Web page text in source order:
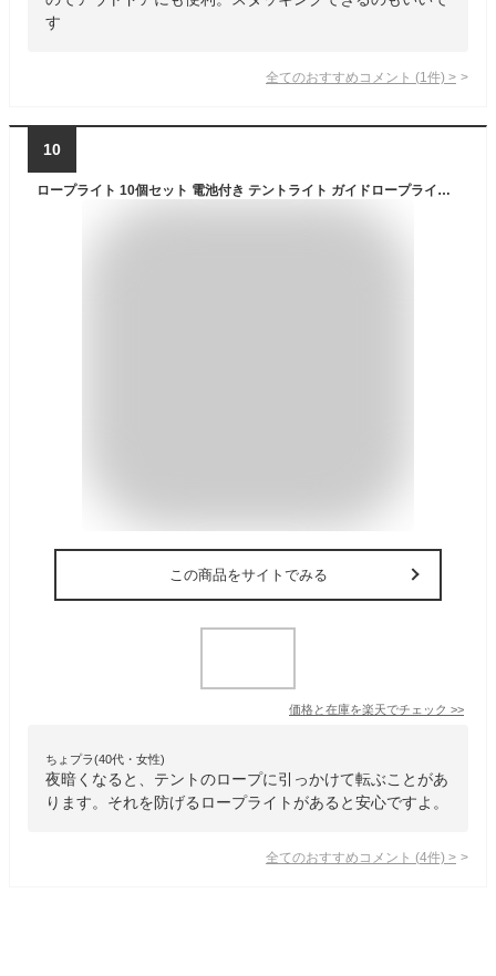
す
全てのおすすめコメント (1 件) >
10
ロープライト 10個セット 電池付き テントライト ガイドロープライト ロープ LEDライト テント タープ ライト 自転車 テールライト サドルライト キャンプ 防犯 安全 視認性アップ LR1130
この商品をサイトでみる
価格と在庫を楽天でチェック >>
ちょプラ(40代・女性)
夜暗くなると、テントのロープに引っかけて転ぶことがあ
ります。それを防げるロープライトがあると安心ですよ。
全てのおすすめコメント (4件) >